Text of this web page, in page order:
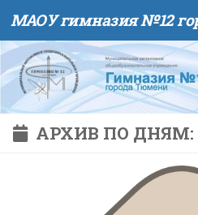
Skip to content
АРХИВ ПО ДНЯМ: